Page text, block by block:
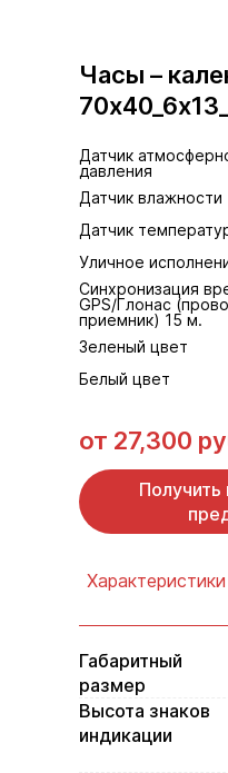
Характеристики
Габаритный
размер
Высота знаков
индикации
Часы –
от 27,300
Датчик
давления
Датчик влажности
Датчик
Уличное
Синхронизация
GPS/Глонас
приемник) 15 м.
Зеленый цвет
Белый цвет